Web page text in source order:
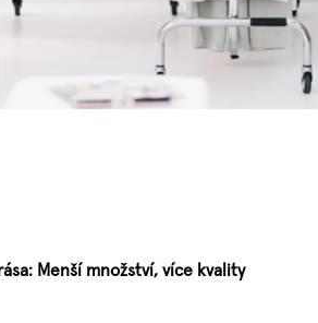
Menší množství, více kvality